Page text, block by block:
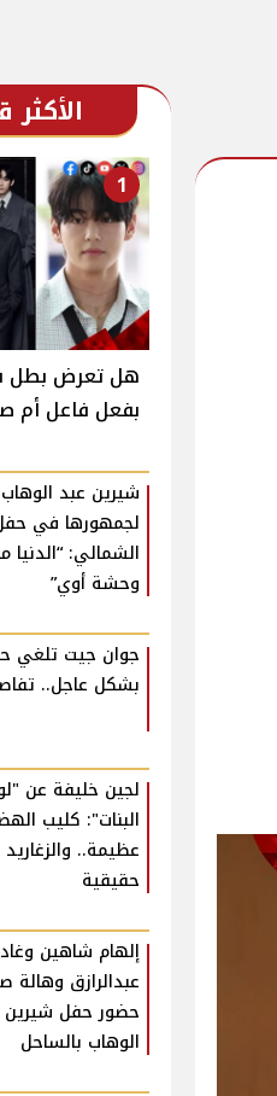
الأكثر
1
بفعل فاعل أم
شيرين عبد الوهاب
لجمهورها في
الشمالي: “الدنيا
وحشة أوي”
جوان جيت تلغي
بشكل عاجل..
لجين خليفة عن
البنات": كليب
عظيمة..
حقيقية
إلهام شاهين
عبدالرازق وهالة
حضور حفل شيرين
الوهاب بالساحل